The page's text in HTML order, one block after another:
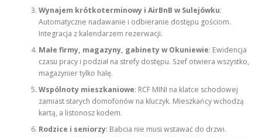
Wynajem krótkoterminowy i AirBnB w Sulejówku:
Automatyczne nadawanie i odbieranie dostępu gościom.
Integracja z kalendarzem rezerwacji.
Małe firmy, magazyny, gabinety w Okuniewie: Ewidencja
czasu pracy i podział na strefy dostępu. Szef otwiera wszystko,
magazynier tylko halę.
Wspólnoty mieszkaniowe: RCF MINI na klatce schodowej
zamiast starych domofonów na kluczyk. Mieszkańcy wchodzą
kartą, a listonosz kodem.
Rodzice i seniorzy: Babcia nie musi wstawać do drzwi.